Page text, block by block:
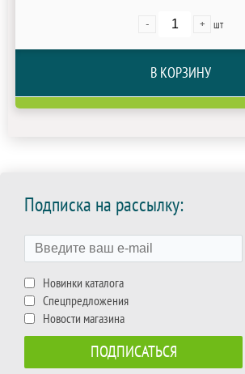
- + шт
В КОРЗИНУ
Подписка на рассылку:
Новинки каталога
Спецпредложения
Новости магазина